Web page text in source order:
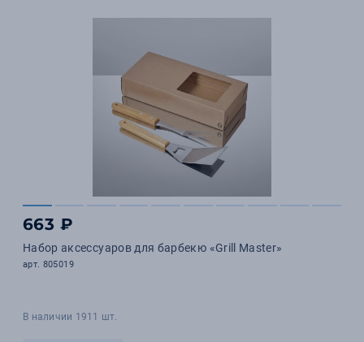
663 ₽
Набор аксессуаров для барбекю «Grill Master»
арт. 805019
В наличии 1911 шт.